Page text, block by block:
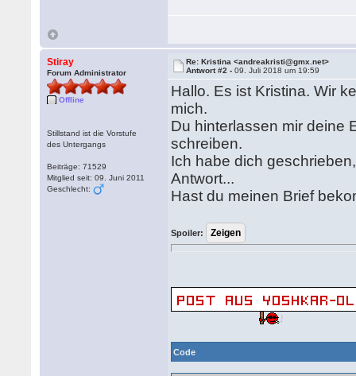
Stiray
Forum Administrator
Offline
Stillstand ist die Vorstufe
des Untergangs
Beiträge: 71529
Mitglied seit: 09. Juni 2011
Geschlecht:
Re: Kristina <andreakristi@gmx.net>
Antwort #2 -09. Juli 2018 um 19:59
Hallo. Es ist Kristina. Wir
mich.
Du hinterlassen mir deine
schreiben.
Ich habe dich
Antwort...
Hast du meinen Brief
Spoiler:
Code